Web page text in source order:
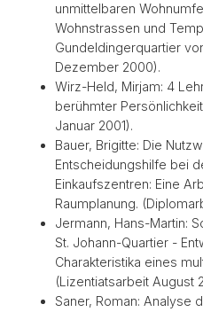
unmittelbaren
Wohnstrassen und
Gundeldingerquartier
Dezember 2000).
Wirz-Held, Mirjam: 4
berühmter
Januar 2001).
Bauer, Brigitte: Die
Entscheidungshilfe bei
Einkaufszentren: Eine
Raumplanung.
Jermann, Hans-Martin:
St. Johann-Quartier -
Charakteristika eines
(Lizentiatsarbeit August
Saner, Roman: Analyse